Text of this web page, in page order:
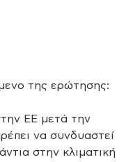
της ερώτησης:
ΕΕ μετά την
να συνδυαστεί
στην κλιματική